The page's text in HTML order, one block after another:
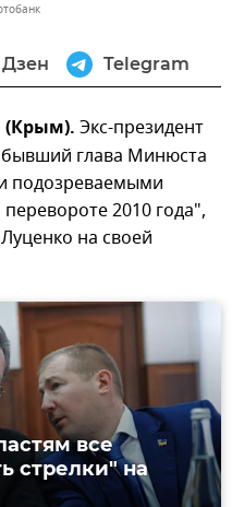
Дзен Telegram
(Крым). Экс-президент
глава Минюста
подозреваемыми
2010 года",
на своей
все
стрелки" на